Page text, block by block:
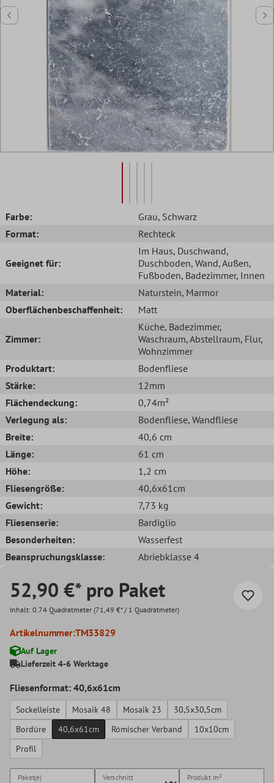
Farbe: Grau, Schwarz
Format:
Rechteck
Geeignet für:
Im Haus, Duschwand,
Duschboden, Wand, Außen,
Fußboden, Badezimmer, Innen
Material:
Naturstein, Marmor
Oberflächenbeschaffenheit:
Matt
Zimmer:
Küche, Badezimmer,
Waschraum, Abstellraum, Flur,
Wohnzimmer
Produktart:
Bodenfliese
Stärke:
12mm
Flächendeckung:
0,74m²
Verlegung als:
Bodenfliese, Wandfliese
Breite:
40,6 cm
Länge:
61 cm
Höhe:
1,2 cm
Fliesengröße:
40,6x61cm
Gewicht:
7,73 kg
Fliesenserie:
Bardiglio
Besonderheiten:
Wasserfest
Beanspruchungsklasse:
Abriebklasse 4
52,90 €* pro Paket
Inhalt: 0.74 Quadratmeter (71,49 €* / 1 Quadratmeter)
Artikelnummer:TM33829
Auf Lager
Lieferzeit 4-6 Werktage
Fliesenformat: 40,6x61cm
Sockelleiste Mosaik 48 Mosaik 23
30,5x30,5cm
Bordüre
40,6x61cm Römischer Verband
10x10cm
Profil
Paket(e) Verschnitt Produkt m²